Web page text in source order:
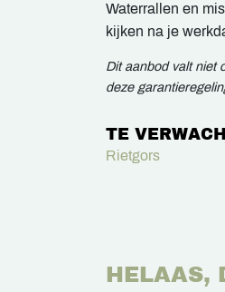
Waterrallen en
kijken na je
Dit aanbod valt niet
deze
TE
Rietgors
HELAAS,